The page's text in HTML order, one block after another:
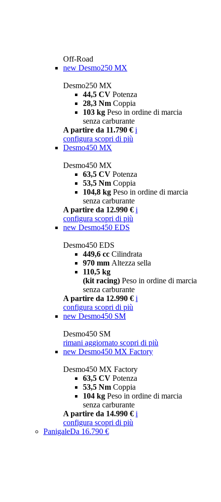
Off-Road
new Desmo250 MX
Desmo250 MX
44,5 CV Potenza
28,3 Nm Coppia
103 kg Peso in ordine di marcia
senza carburante
A partire da 11.790 € i
configura scopri di più
Desmo450 MX
Desmo450 MX
63,5 CV Potenza
53,5 Nm Coppia
104,8 kg Peso in ordine di marcia
senza carburante
A partire da 12.990 € i
configura scopri di più
new Desmo450 EDS
Desmo450 EDS
449,6 cc Cilindrata
970 mm Altezza sella
110,5 kg
(kit racing) Peso in ordine di marcia
senza carburante
A partire da 12.990 € i
configura scopri di più
new Desmo450 SM
Desmo450 SM
rimani aggiornato scopri di più
new Desmo450 MX Factory
Desmo450 MX Factory
63,5 CV Potenza
53,5 Nm Coppia
104 kg Peso in ordine di marcia
senza carburante
A partire da 14.990 € i
configura scopri di più
PanigaleDa 16.790 €